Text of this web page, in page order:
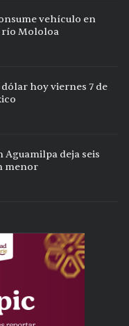
vehículo en
río Mololoa
hoy viernes 7 de
Aguamilpa deja seis
menor